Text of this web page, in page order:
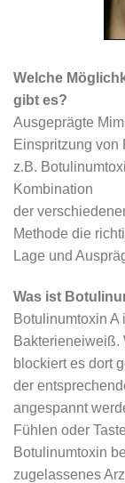
Welche
gibt es?
Ausgeprägte
Einspritzung von
z.B.
Kombination
der
Methode die
Lage und
Was ist
Botulinumtoxin
Bakterieneiweiß.
blockiert es dort
der
angespannt
Fühlen oder
Botulinumtoxin
zugelassenes